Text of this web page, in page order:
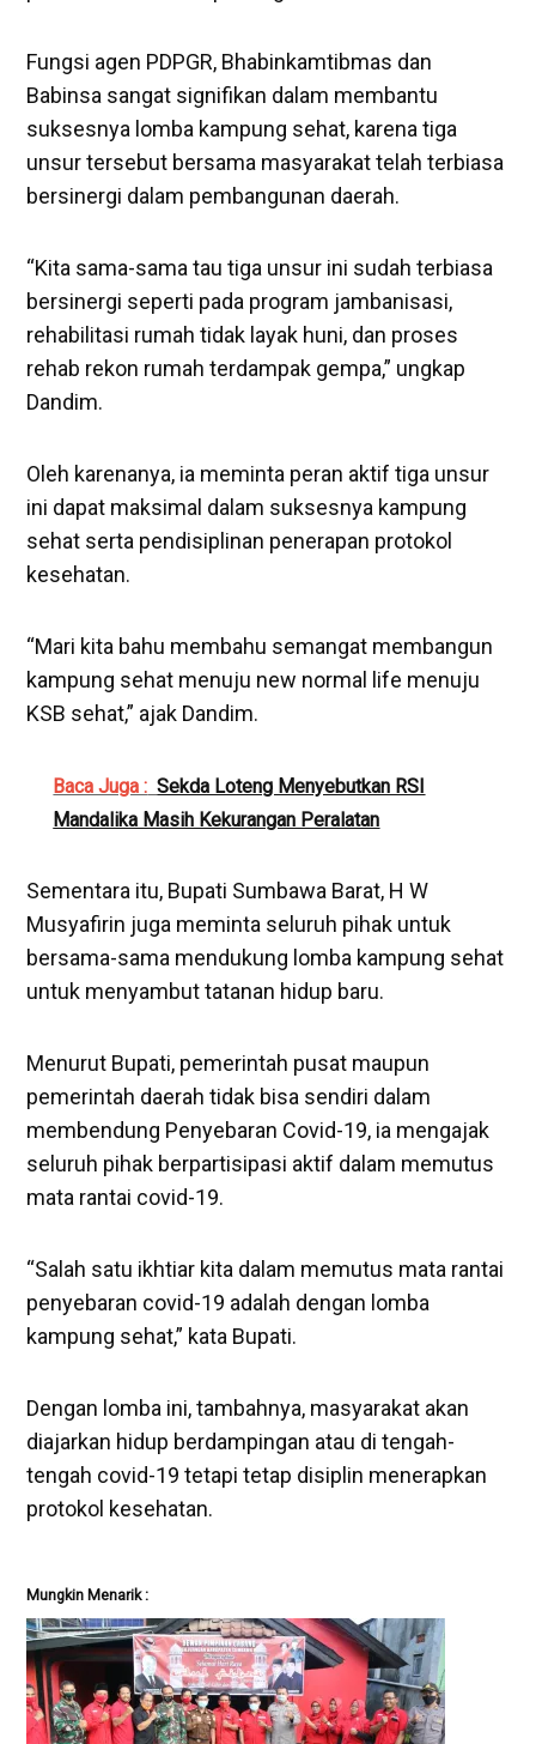
Fungsi agen PDPGR, Bhabinkamtibmas dan
Babinsa sangat signifikan dalam membantu
suksesnya lomba kampung sehat, karena tiga
unsur tersebut bersama masyarakat telah terbiasa
bersinergi dalam pembangunan daerah.
“Kita sama-sama tau tiga unsur ini sudah terbiasa
bersinergi seperti pada program jambanisasi,
rehabilitasi rumah tidak layak huni, dan proses
rehab rekon rumah terdampak gempa,” ungkap
Dandim.
Oleh karenanya, ia meminta peran aktif tiga unsur
ini dapat maksimal dalam suksesnya kampung
sehat serta pendisiplinan penerapan protokol
kesehatan.
“Mari kita bahu membahu semangat membangun
kampung sehat menuju new normal life menuju
KSB sehat,” ajak Dandim.
Baca Juga : Sekda Loteng Menyebutkan RSI
Mandalika Masih Kekurangan Peralatan
Sementara itu, Bupati Sumbawa Barat, H W
Musyafirin juga meminta seluruh pihak untuk
bersama-sama mendukung lomba kampung sehat
untuk menyambut tatanan hidup baru.
Menurut Bupati, pemerintah pusat maupun
pemerintah daerah tidak bisa sendiri dalam
membendung Penyebaran Covid-19, ia mengajak
seluruh pihak berpartisipasi aktif dalam memutus
mata rantai covid-19.
“Salah satu ikhtiar kita dalam memutus mata rantai
penyebaran covid-19 adalah dengan lomba
kampung sehat,” kata Bupati.
Dengan lomba ini, tambahnya, masyarakat akan
diajarkan hidup berdampingan atau di tengah-
tengah covid-19 tetapi tetap disiplin menerapkan
protokol kesehatan.
Mungkin Menarik :